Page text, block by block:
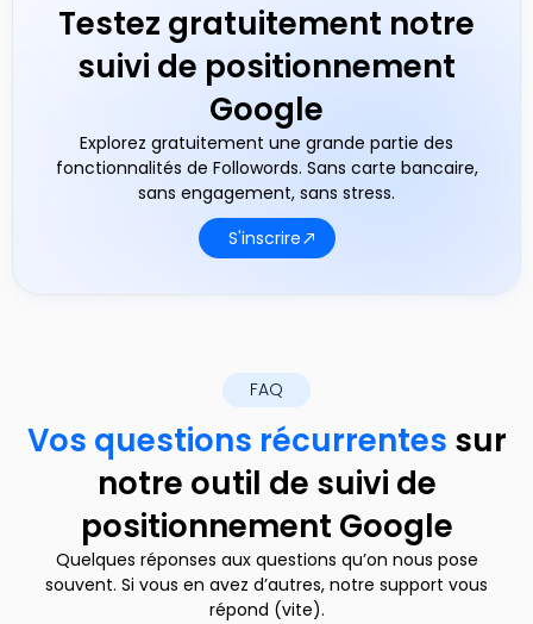
Testez gratuitement notre
suivi de positionnement
Google
Explorez gratuitement une grande partie des
fonctionnalités de Followords. Sans carte bancaire,
sans engagement, sans stress.
S'inscrire
FAQ
Vos questions récurrentes sur
notre outil de suivi de
positionnement Google
Quelques réponses aux questions qu’on nous pose
souvent. Si vous en avez d’autres, notre support vous
répond (vite).